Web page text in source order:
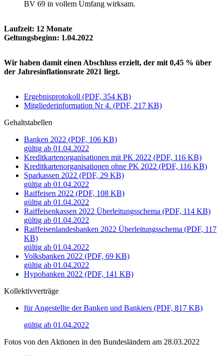
BV 69 in vollem Umfang wirksam.
Laufzeit: 12 Monate
Geltungsbeginn: 1.04.2022
Wir haben damit einen Abschluss erzielt, der mit 0,45 % über
der Jahresinflationsrate 2021 liegt.
Ergebnisprotokoll (PDF, 354 KB)
Mitgliederinformation Nr 4. (PDF, 217 KB)
Gehaltstabellen
Banken 2022 (PDF, 106 KB)
gültig ab 01.04.2022
Kreditkartenorganisationen mit PK 2022 (PDF, 116 KB)
Kreditkartenorganisationen ohne PK 2022 (PDF, 116 KB)
Sparkassen 2022 (PDF, 29 KB)
gültig ab 01.04.2022
Raiffeisen 2022 (PDF, 108 KB)
gültig ab 01.04.2022
Raiffeisenkassen 2022 Überleitungsschema (PDF, 114 KB)
gültig ab 01.04.2022
Raiffeisenlandesbanken 2022 Überleitungsschema (PDF, 117
KB)
gültig ab 01.04.2022
Volksbanken 2022 (PDF, 69 KB)
gültig ab 01.04.2022
Hypobanken 2022 (PDF, 141 KB)
Kollektivverträge
für Angestellte der Banken und Bankiers (PDF, 817 KB)
gültig ab 01.04.2022
Fotos von den Aktionen in den Bundesländern am 28.03.2022